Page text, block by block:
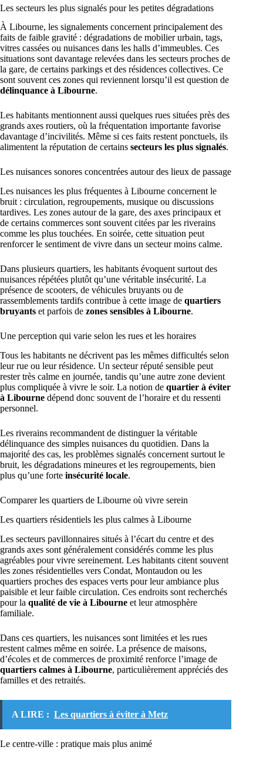
Les secteurs les plus signalés pour les petites dégradations
À Libourne, les signalements concernent principalement des
faits de faible gravité : dégradations de mobilier urbain, tags,
vitres cassées ou nuisances dans les halls d’immeubles. Ces
situations sont davantage relevées dans les secteurs proches de
la gare, de certains parkings et des résidences collectives. Ce
sont souvent ces zones qui reviennent lorsqu’il est question de
délinquance à Libourne.
Les habitants mentionnent aussi quelques rues situées près des
grands axes routiers, où la fréquentation importante favorise
davantage d’incivilités. Même si ces faits restent ponctuels, ils
alimentent la réputation de certains secteurs les plus signalés.
Les nuisances sonores concentrées autour des lieux de passage
Les nuisances les plus fréquentes à Libourne concernent le
bruit : circulation, regroupements, musique ou discussions
tardives. Les zones autour de la gare, des axes principaux et
de certains commerces sont souvent citées par les riverains
comme les plus touchées. En soirée, cette situation peut
renforcer le sentiment de vivre dans un secteur moins calme.
Dans plusieurs quartiers, les habitants évoquent surtout des
nuisances répétées plutôt qu’une véritable insécurité. La
présence de scooters, de véhicules bruyants ou de
rassemblements tardifs contribue à cette image de quartiers
bruyants et parfois de zones sensibles à Libourne.
Une perception qui varie selon les rues et les horaires
Tous les habitants ne décrivent pas les mêmes difficultés selon
leur rue ou leur résidence. Un secteur réputé sensible peut
rester très calme en journée, tandis qu’une autre zone devient
plus compliquée à vivre le soir. La notion de quartier à éviter
à Libourne dépend donc souvent de l’horaire et du ressenti
personnel.
Les riverains recommandent de distinguer la véritable
délinquance des simples nuisances du quotidien. Dans la
majorité des cas, les problèmes signalés concernent surtout le
bruit, les dégradations mineures et les regroupements, bien
plus qu’une forte insécurité locale.
Comparer les quartiers de Libourne où vivre serein
Les quartiers résidentiels les plus calmes à Libourne
Les secteurs pavillonnaires situés à l’écart du centre et des
grands axes sont généralement considérés comme les plus
agréables pour vivre sereinement. Les habitants citent souvent
les zones résidentielles vers Condat, Montaudon ou les
quartiers proches des espaces verts pour leur ambiance plus
paisible et leur faible circulation. Ces endroits sont recherchés
pour la qualité de vie à Libourne et leur atmosphère
familiale.
Dans ces quartiers, les nuisances sont limitées et les rues
restent calmes même en soirée. La présence de maisons,
d’écoles et de commerces de proximité renforce l’image de
quartiers calmes à Libourne, particulièrement appréciés des
familles et des retraités.
A LIRE : Les quartiers à éviter à Metz
Le centre-ville : pratique mais plus animé